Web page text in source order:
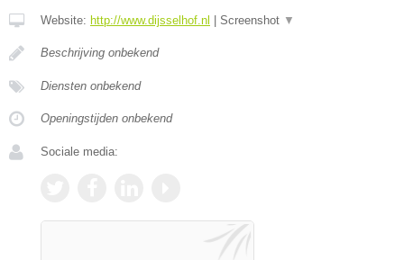
Website: http://www.dijsselhof.nl Screenshot ▼
Beschrijving onbekend
Diensten onbekend
Openingstijden onbekend
Sociale media: